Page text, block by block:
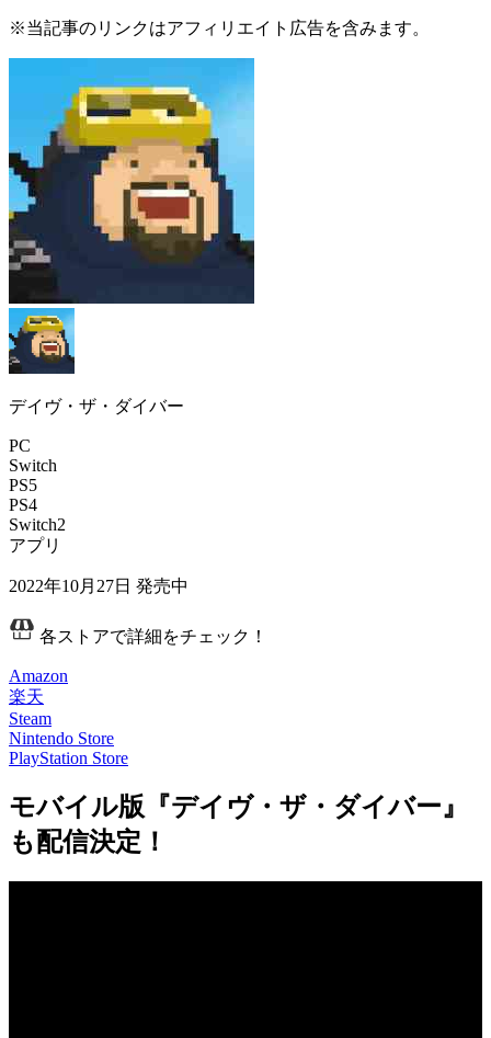
※当記事のリンクはアフィリエイト広告を含みます。
デイヴ・ザ・ダイバー
PC
Switch
PS5
PS4
Switch2
アプリ
2022年10月27日 発売中
各ストアで詳細をチェック！
Amazon
楽天
Steam
Nintendo Store
PlayStation Store
モバイル版『デイヴ・ザ・ダイバー』
も配信決定！